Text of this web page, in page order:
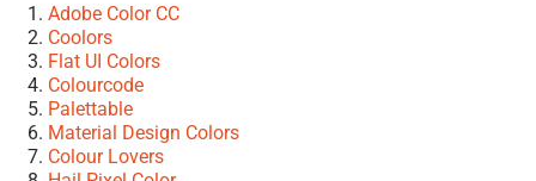
Adobe Color CC
Coolors
Flat UI Colors
Colourcode
Palettable
Material Design Colors
Colour Lovers